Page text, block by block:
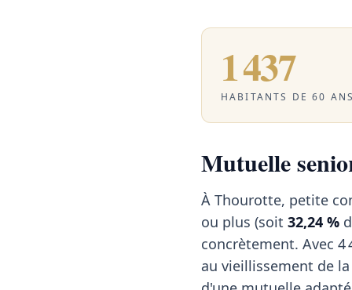
1 437
HABITANTS DE 60
Mutuelle
À Thourotte, petite
ou plus (soit 32,24 %
concrètement. Avec 4
au vieillissement de